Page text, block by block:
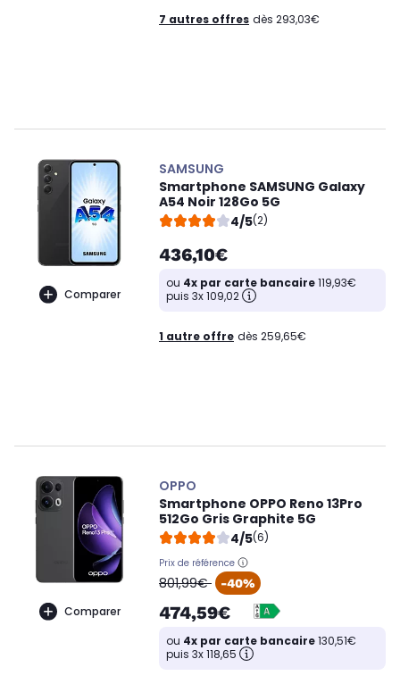
7 autres offres dès 293,03€
Comparer
SAMSUNG
Smartphone SAMSUNG Galaxy
A54 Noir 128Go 5G
4/5(2)
436,10€
ou 4x par carte bancaire119,93€
puis 3x 109,02
1 autre offre dès 259,65€
Comparer
OPPO
Smartphone OPPO Reno 13Pro
512Go Gris Graphite 5G
4/5(6)
Prix de référence
oldPrice
801,99€ -40%
474,59€
ou 4x par carte bancaire130,51€
puis 3x 118,65